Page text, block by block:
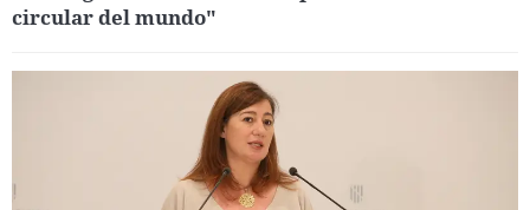
circular del mundo"